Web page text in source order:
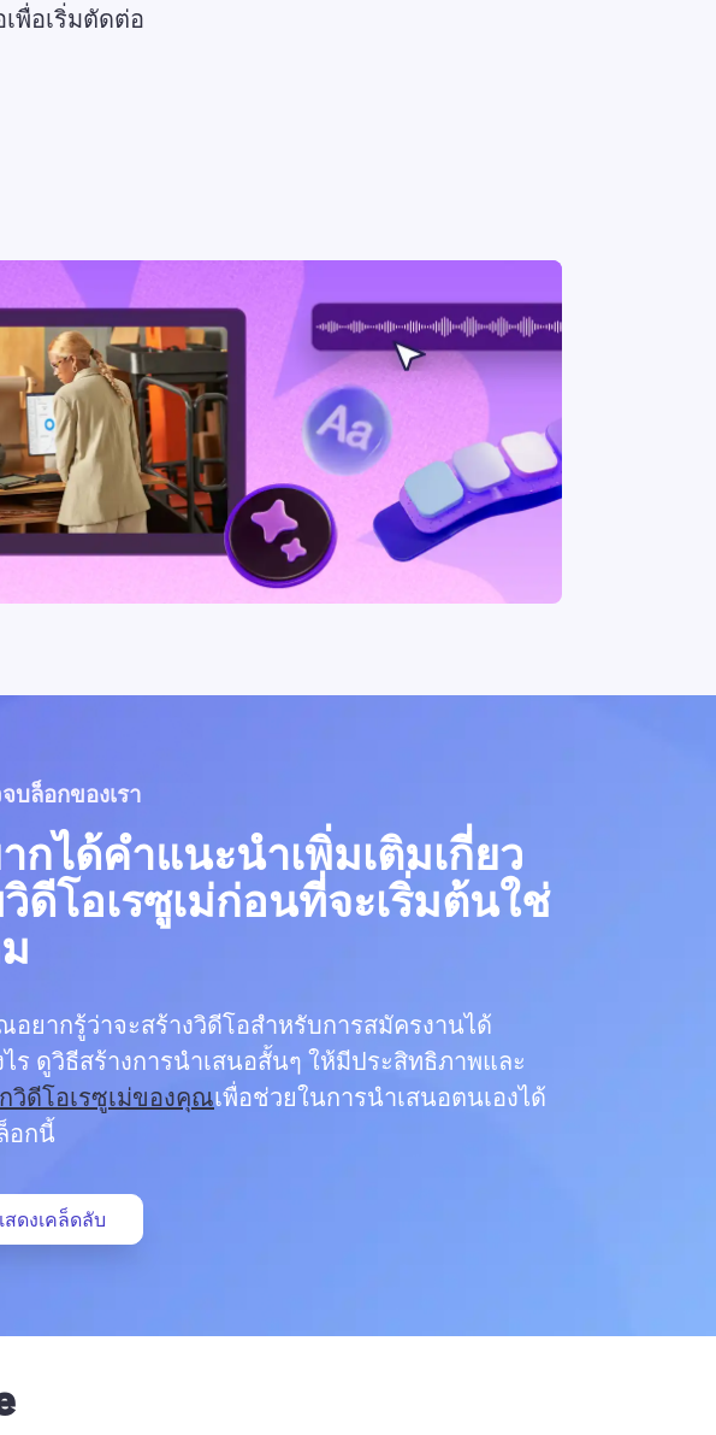
พื่อเริ่มตัดต่อ
บล็อกของเรา
กได้คำแนะนำเพิ่มเติมเกี่ยว
ดีโอเรซูเม่ก่อนที่จะเริ่มต้นใช่
อยากรู้ว่าจะสร้างวิดีโอสําหรับการสมัครงานได้
ไร ดูวิธีสร้างการนำเสนอสั้นๆ ให้มีประสิทธิภาพและ
วิดีโอเรซูเม่ของคุณเพื่อช่วยในการนำเสนอตนเองได้
อกนี้
สดงเคล็ดลับ